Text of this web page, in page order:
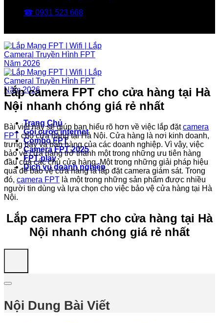
☎ 0931 523 668
Trang Chủ
Gói cước internet
Combo FPT
Camera FPT 2025
FPT play
Dịch vụ doanh nghiệp
Lắp camera FPT cho cửa hàng tại Hà
Nội nhanh chóng giá rẻ nhất
Bài viết này sẽ giúp bạn hiểu rõ hơn về việc lắp đặtcamera
FPT cho cửa hàng tại Hà Nội. Cửa hàng là nơi kinh doanh,
trưng bày và bán hàng của các doanh nghiệp. Vì vậy, việc
bảo vệ cửa hàng trở thành một trong những ưu tiên hàng
đầu của các chủ cửa hàng. Một trong những giải pháp hiệu
quả để bảo vệ cửa hàng là lắp đặt camera giám sát. Trong
đó, camera FPT là một trong những sản phẩm được nhiều
người tin dùng và lựa chọn cho việc bảo vệ cửa hàng tại Hà
Nội.
Lắp camera FPT cho cửa hàng tại Hà
Nội nhanh chóng giá rẻ nhất
Nội Dung Bài Viết